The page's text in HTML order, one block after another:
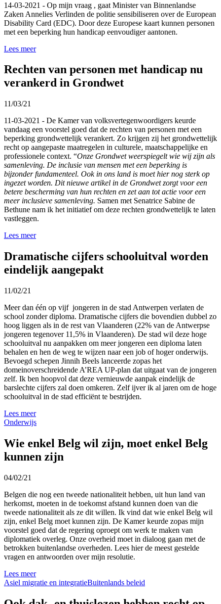
14-03-2021 - Op mijn vraag , gaat Minister van Binnenlandse
Zaken Annelies Verlinden de politie sensibiliseren over de European
Disability Card (EDC). Door deze Europese kaart kunnen personen
met een beperking hun handicap eenvoudiger aantonen.
Lees meer
Rechten van personen met handicap nu
verankerd in Grondwet
11/03/21
11-03-2021 - De Kamer van volksvertegenwoordigers keurde
vandaag een voorstel goed dat de rechten van personen met een
beperking grondwettelijk verankert. Zo krijgen zij het grondwettelijk
recht op aangepaste maatregelen in culturele, maatschappelijke en
professionele context. “Onze Grondwet weerspiegelt wie wij zijn als
samenleving. De inclusie van mensen met een beperking is
bijzonder fundamenteel. Ook in ons land is moet hier nog sterk op
ingezet worden. Dit nieuwe artikel in de Grondwet zorgt voor een
betere bescherming van hun rechten en zet aan tot actie voor een
meer inclusieve samenleving. Samen met Senatrice Sabine de
Bethune nam ik het initiatief om deze rechten grondwettelijk te laten
vastleggen.
Lees meer
Dramatische cijfers schooluitval worden
eindelijk aangepakt
11/02/21
Meer dan één op vijf jongeren in de stad Antwerpen verlaten de
school zonder diploma. Dramatische cijfers die bovendien dubbel zo
hoog liggen als in de rest van Vlaanderen (22% van de Antwerpse
jongeren tegenover 11,5% in Vlaanderen). De stad wil deze hoge
schooluitval nu aanpakken om meer jongeren een diploma laten
behalen en hen de weg te wijzen naar een job of hoger onderwijs.
Bevoegd schepen Jinnih Beels lanceerde zopas het
domeinoverschreidende A’REA UP-plan dat uitgaat van de jongeren
zelf. Ik ben hoopvol dat deze vernieuwde aanpak eindelijk de
barslechte cijfers zal doen omkeren. Zelf ijver ik al jaren om de hoge
schooluitval in de stad efficiënt te bestrijden.
Lees meer
Onderwijs
Wie enkel Belg wil zijn, moet enkel Belg
kunnen zijn
04/02/21
Belgen die nog een tweede nationaliteit hebben, uit hun land van
herkomst, moeten in de toekomst afstand kunnen doen van die
tweede nationaliteit als ze dit willen. Ik vind dat wie enkel Belg wil
zijn, enkel Belg moet kunnen zijn. De Kamer keurde zopas mijn
voorstel goed dat de regering oproept om werk te maken van
diplomatiek overleg. Onze overheid moet in dialoog gaan met de
betrokken buitenlandse overheden. Lees hier de meest gestelde
vragen en antwoorden over mijn resolutie.
Lees meer
Asiel migratie en integratieBuitenlands beleid